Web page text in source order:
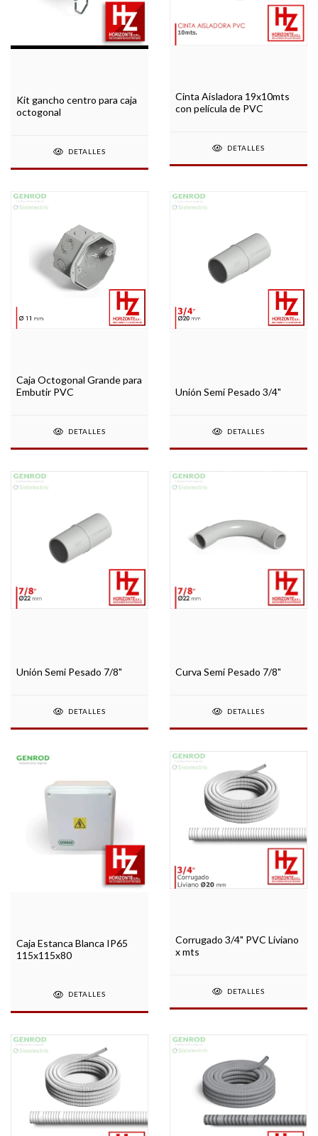
Kit gancho centro para caja
octogonal
DETALLES
Cinta Aisladora 19x10mts
con película de PVC
DETALLES
Caja Octogonal Grande para
Embutir PVC
DETALLES
Unión Semi Pesado 3/4"
DETALLES
Unión Semi Pesado 7/8"
DETALLES
Curva Semi Pesado 7/8"
DETALLES
Caja Estanca Blanca IP65
115x115x80
DETALLES
Corrugado 3/4" PVC Liviano
x mts
DETALLES